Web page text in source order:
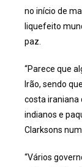
no início de
liquefeito
paz.
“Parece que
Irão, sendo
costa iraniana
indianos e
Clarksons
“Vários